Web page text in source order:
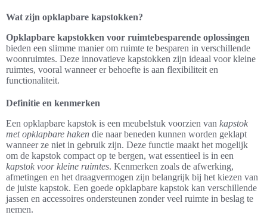
Wat zijn opklapbare kapstokken?
Opklapbare kapstokken voor ruimtebesparende oplossingen
bieden een slimme manier om ruimte te besparen in verschillende
woonruimtes. Deze innovatieve kapstokken zijn ideaal voor kleine
ruimtes, vooral wanneer er behoefte is aan flexibiliteit en
functionaliteit.
Definitie en kenmerken
Een opklapbare kapstok is een meubelstuk voorzien van kapstok
met opklapbare haken die naar beneden kunnen worden geklapt
wanneer ze niet in gebruik zijn. Deze functie maakt het mogelijk
om de kapstok compact op te bergen, wat essentieel is in een
kapstok voor kleine ruimtes. Kenmerken zoals de afwerking,
afmetingen en het draagvermogen zijn belangrijk bij het kiezen van
de juiste kapstok. Een goede opklapbare kapstok kan verschillende
jassen en accessoires ondersteunen zonder veel ruimte in beslag te
nemen.